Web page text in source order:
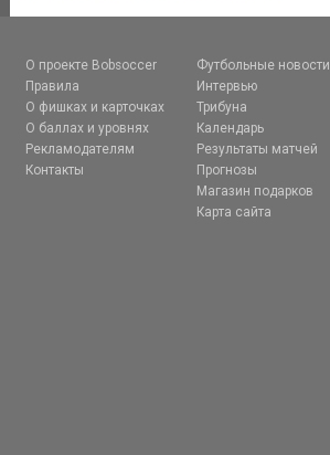
О проекте Bobsoccer
Правила
О фишках и карточках
О баллах и уровнях
Рекламодателям
Контакты
Футбольные новости
Интервью
Трибуна
Календарь
Результаты матчей
Прогнозы
Магазин подарков
Карта сайта